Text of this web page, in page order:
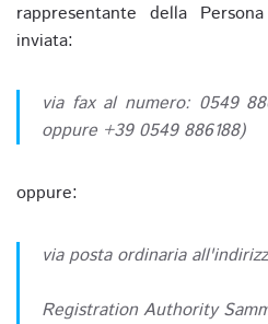
rappresentante della
inviata:
via fax al numero: 0549
oppure +39 0549 886188)
oppure:
via posta ordinaria
Registration Authority